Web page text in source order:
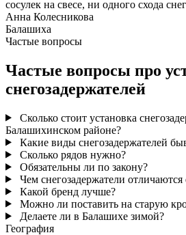
сосулек на свесе, ни одного схода
Анна Колесникова
Балашиха
Частые вопросы
Частые вопросы про
снегозадержателей
Сколько стоит установка
Балашихинском районе?
Какие виды снегозадержателей
Сколько рядов нужно?
Обязательны ли по закону?
Чем снегозадержатели
Какой бренд лучше?
Можно ли поставить на старую
Делаете ли в Балашихе зимой?
География